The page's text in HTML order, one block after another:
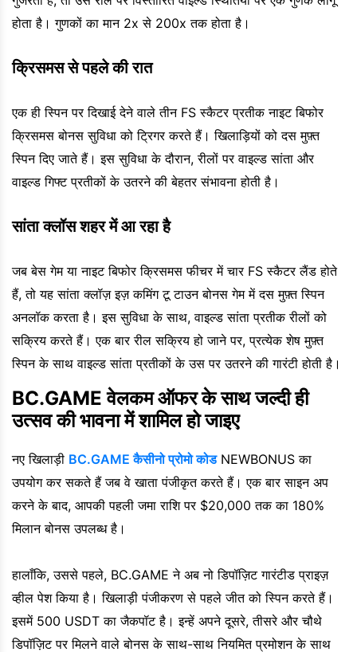
होता है। गुणकों का मान 2x से 200x तक होता है।
क्रिसमस से पहले की रात
एक ही स्पिन पर दिखाई देने वाले तीन FS स्कैटर प्रतीक नाइट बिफोर
क्रिसमस बोनस सुविधा को ट्रिगर करते हैं। खिलाड़ियों को दस मुफ़्त
स्पिन दिए जाते हैं। इस सुविधा के दौरान, रीलों पर वाइल्ड सांता और
वाइल्ड गिफ्ट प्रतीकों के उतरने की बेहतर संभावना होती है।
सांता क्लॉस शहर में आ रहा है
जब बेस गेम या नाइट बिफोर क्रिसमस फीचर में चार FS स्कैटर लैंड होते
हैं, तो यह सांता क्लॉज़ इज़ कमिंग टू टाउन बोनस गेम में दस मुफ़्त स्पिन
अनलॉक करता है। इस सुविधा के साथ, वाइल्ड सांता प्रतीक रीलों को
सक्रिय करते हैं। एक बार रील सक्रिय हो जाने पर, प्रत्येक शेष मुफ़्त
स्पिन के साथ वाइल्ड सांता प्रतीकों के उस पर उतरने की गारंटी होती है।
BC.GAME वेलकम ऑफर के साथ जल्दी ही
उत्सव की भावना में शामिल हो जाइए
नए खिलाड़ी BC.GAME कैसीनो प्रोमो कोडNEWBONUS का
उपयोग कर सकते हैं जब वे खाता पंजीकृत करते हैं। एक बार साइन अप
करने के बाद, आपकी पहली जमा राशि पर $20,000 तक का 180%
मिलान बोनस उपलब्ध है।
हालाँकि, उससे पहले, BC.GAME ने अब नो डिपॉज़िट गारंटीड प्राइज़
व्हील पेश किया है। खिलाड़ी पंजीकरण से पहले जीत को स्पिन करते हैं।
इसमें 500 USDT का जैकपॉट है। इन्हें अपने दूसरे, तीसरे और चौथे
डिपॉज़िट पर मिलने वाले बोनस के साथ-साथ नियमित प्रमोशन के साथ